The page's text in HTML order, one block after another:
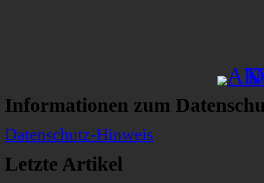
Informationen zum
Datenschutz-Hinweis
Letzte Artikel